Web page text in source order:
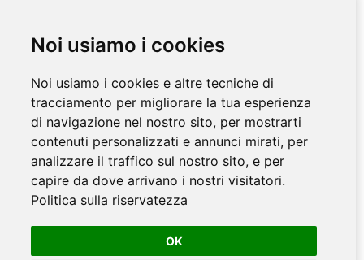
Noi usiamo i cookies
Noi usiamo i cookies e altre tecniche di
tracciamento per migliorare la tua esperienza
di navigazione nel nostro sito, per mostrarti
contenuti personalizzati e annunci mirati, per
analizzare il traffico sul nostro sito, e per
capire da dove arrivano i nostri visitatori.
Politica sulla riservatezza
OK